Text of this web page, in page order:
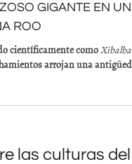
GIGANTE EN
ROO
científicamente como
arrojan una
las culturas